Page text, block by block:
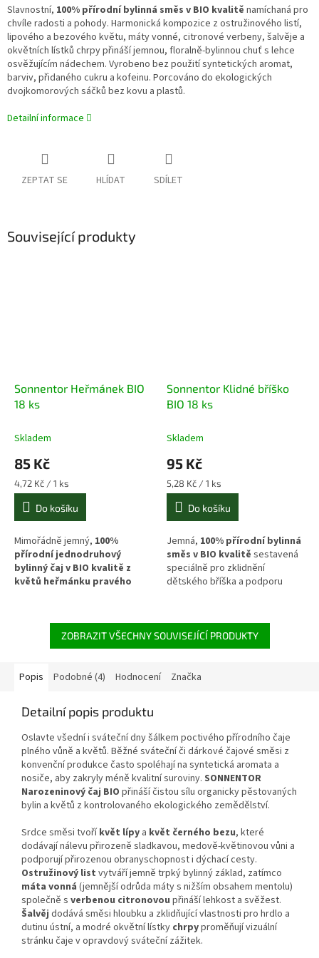
Slavnostní, 100% přírodní bylinná směs v BIO kvalitě namíchaná pro
chvíle radosti a pohody. Harmonická kompozice z ostružinového listí,
lipového a bezového květu, máty vonné, citronové verbeny, šalvěje a
okvětních lístků chrpy přináší jemnou, floralně-bylinnou chuť s lehce
osvěžujícím nádechem. Vyrobeno bez použití syntetických aromat,
barviv, přidaného cukru a kofeinu. Porcováno do ekologických
dvojkomorových sáčků bez kovu a plastů.
Detailní informace
ZEPTAT SE HLÍDAT SDÍLET
Související produkty
Sonnentor Heřmánek BIO
18 ks
Skladem
85 Kč
Měrná
cena:
4,72 Kč / 1 ks
Do košíku
Mimořádně jemný, 100%
přírodní jednodruhový
bylinný čaj v BIO kvalitě z
květů heřmánku pravého
schopností zklidňovat
podrážděné trávení,
podporovat přirozenou
dýchací cesty a navozovat
a jemnou chutí. Ideální pro
dospělé, těhotné a kojící ženy i
malé děti. Bez obsahu kofeinu a
syntetických aromat.
Sonnentor Klidné bříško
BIO 18 ks
Skladem
95 Kč
Měrná
cena:
5,28 Kč / 1 ks
Do košíku
Jemná, 100% přírodní bylinná
směs v BIO kvalitě sestavená
speciálně pro zklidnění
dětského bříška a podporu
fenyklu a kmínu v souladu s
rooibosem a slézem ulevuje od
nadýmání, plynatosti a břišního
bezkofeinový nálev s jemnou,
měsíce věku.
ZOBRAZIT VŠECHNY SOUVISEJÍCÍ PRODUKTY
Popis Podobné (4) Hodnocení Značka
Detailní popis produktu
Oslavte všední i sváteční dny šálkem poctivého přírodního čaje
plného vůně a květů. Běžné sváteční či dárkové čajové směsi z
konvenční produkce často spoléhají na syntetická aromata a
nosiče, aby zakryly méně kvalitní suroviny. SONNENTOR
Narozeninový čaj BIO přináší čistou sílu organicky pěstovaných
bylin a květů z kontrolovaného ekologického zemědělství.
Srdce směsi tvoříkvět lípy a květ černého bezu, které
dodávají nálevu přirozeně sladkavou, medově-květinovou vůni a
podporují přirozenou obranyschopnost i dýchací cesty.
Ostružinový list vytváří jemně trpký bylinný základ, zatímco
máta vonná (jemnější odrůda máty s nižším obsahem mentolu)
společně s verbenou citronovou přináší lehkost a svěžest.
Šalvěj dodává směsi hloubku a zklidňující vlastnosti pro hrdlo a
dutinu ústní, a modré okvětní lístky chrpyproměňují vizuální
stránku čaje v opravdový sváteční zážitek.